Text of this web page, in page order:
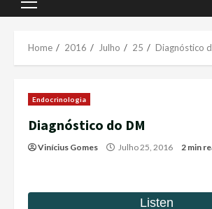
Primary
Home 2016 Julho 25 Diagnóstico
Endocrinologia
Diagnóstico do DM
Vinícius Gomes Julho 25, 2016 2 min